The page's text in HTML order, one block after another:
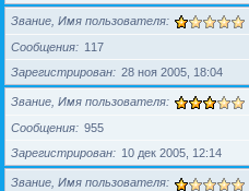
Звание, Имя пользователя
Сообщения
117
Зарегистрирован
28 ноя 2005, 18:04
Звание, Имя пользователя
Сообщения
955
Зарегистрирован
10 дек 2005, 12:14
Звание, Имя пользователя